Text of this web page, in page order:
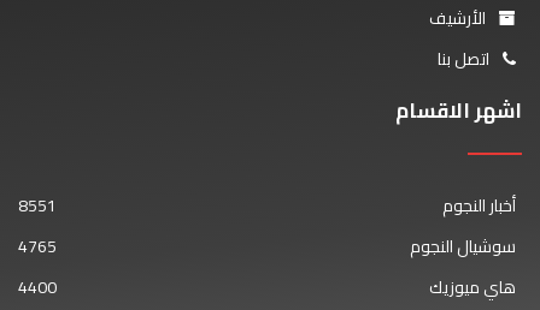
الأرشيف
اتصل بنا
اشهر الاقسام
أخبار النجوم
8551
سوشيال النجوم
4765
هاي ميوزيك
4400